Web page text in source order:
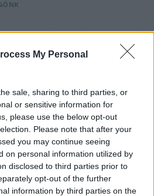
My Personal
sale, sharing to third parties, or
or sensitive information for
please use the below opt-out
Please note that after your
you may continue seeing
on personal information utilized by
disclosed to third parties prior to
opt-out of the further
information by third parties on the
őszibarack: itt vannak
lelőhelyek!